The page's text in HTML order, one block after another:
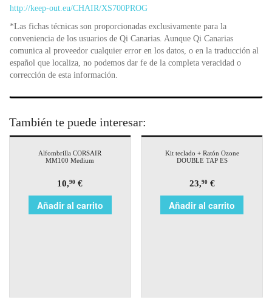
http://keep-out.eu/CHAIR/XS700PROG
*Las fichas técnicas son proporcionadas exclusivamente para la
conveniencia de los usuarios de Qi Canarias. Aunque Qi Canarias
comunica al proveedor cualquier error en los datos, o en la traducción al
español que localiza, no podemos dar fe de la completa veracidad o
corrección de esta información.
También te puede interesar:
Alfombrilla CORSAIR
MM100 Medium
10,90 €
Añadir al carrito
Kit teclado + Ratón Ozone
DOUBLE TAP ES
23,90€
Añadir al carrito